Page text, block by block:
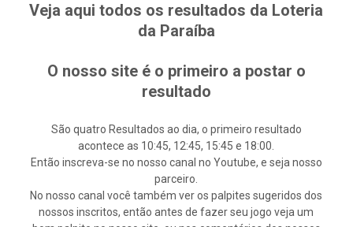
Veja aqui todos os resultados da Loteria
da Paraíba
O nosso site é o primeiro a postar o
resultado
São quatro Resultados ao dia, o primeiro resultado
acontece as 10:45, 12:45, 15:45 e 18:00.
Então inscreva-se no nosso canal no Youtube, e seja nosso
parceiro.
No nosso canal você também ver os palpites sugeridos dos
nossos inscritos, então antes de fazer seu jogo veja um